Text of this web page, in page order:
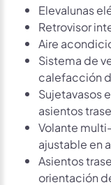
Elevalunas
Retrovisor
Aire
Sistema de
calefacción
Sujetavasos
asientos
Volante
ajustable en
Asientos
orientación